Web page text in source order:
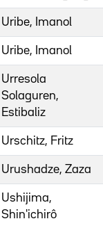
Uribe, Imanol
Uribe, Imanol
Urresola
Solaguren,
Estibaliz
Urschitz, Fritz
Urushadze, Zaza
Ushijima,
Shin'ichirô